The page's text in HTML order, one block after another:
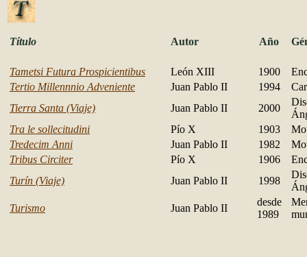
Título Autor Año
Tametsi Futura Prospicientibus León XIII 1900
Tertio Millennnio Adveniente
Juan Pablo II 1994
Tierra Santa (Viaje)
Juan Pablo II 2000
Tra le sollecitudini
Pío X 1903
Tredecim Anni
Juan Pablo II 1982
Tribus Circiter
Pío X 1906
Turín (Viaje)
Juan Pablo II 1998
Turismo
Juan Pablo II
desde
1989